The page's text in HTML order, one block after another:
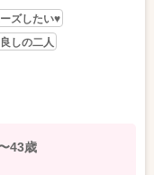
ズしたい♥
しの二人
43歳